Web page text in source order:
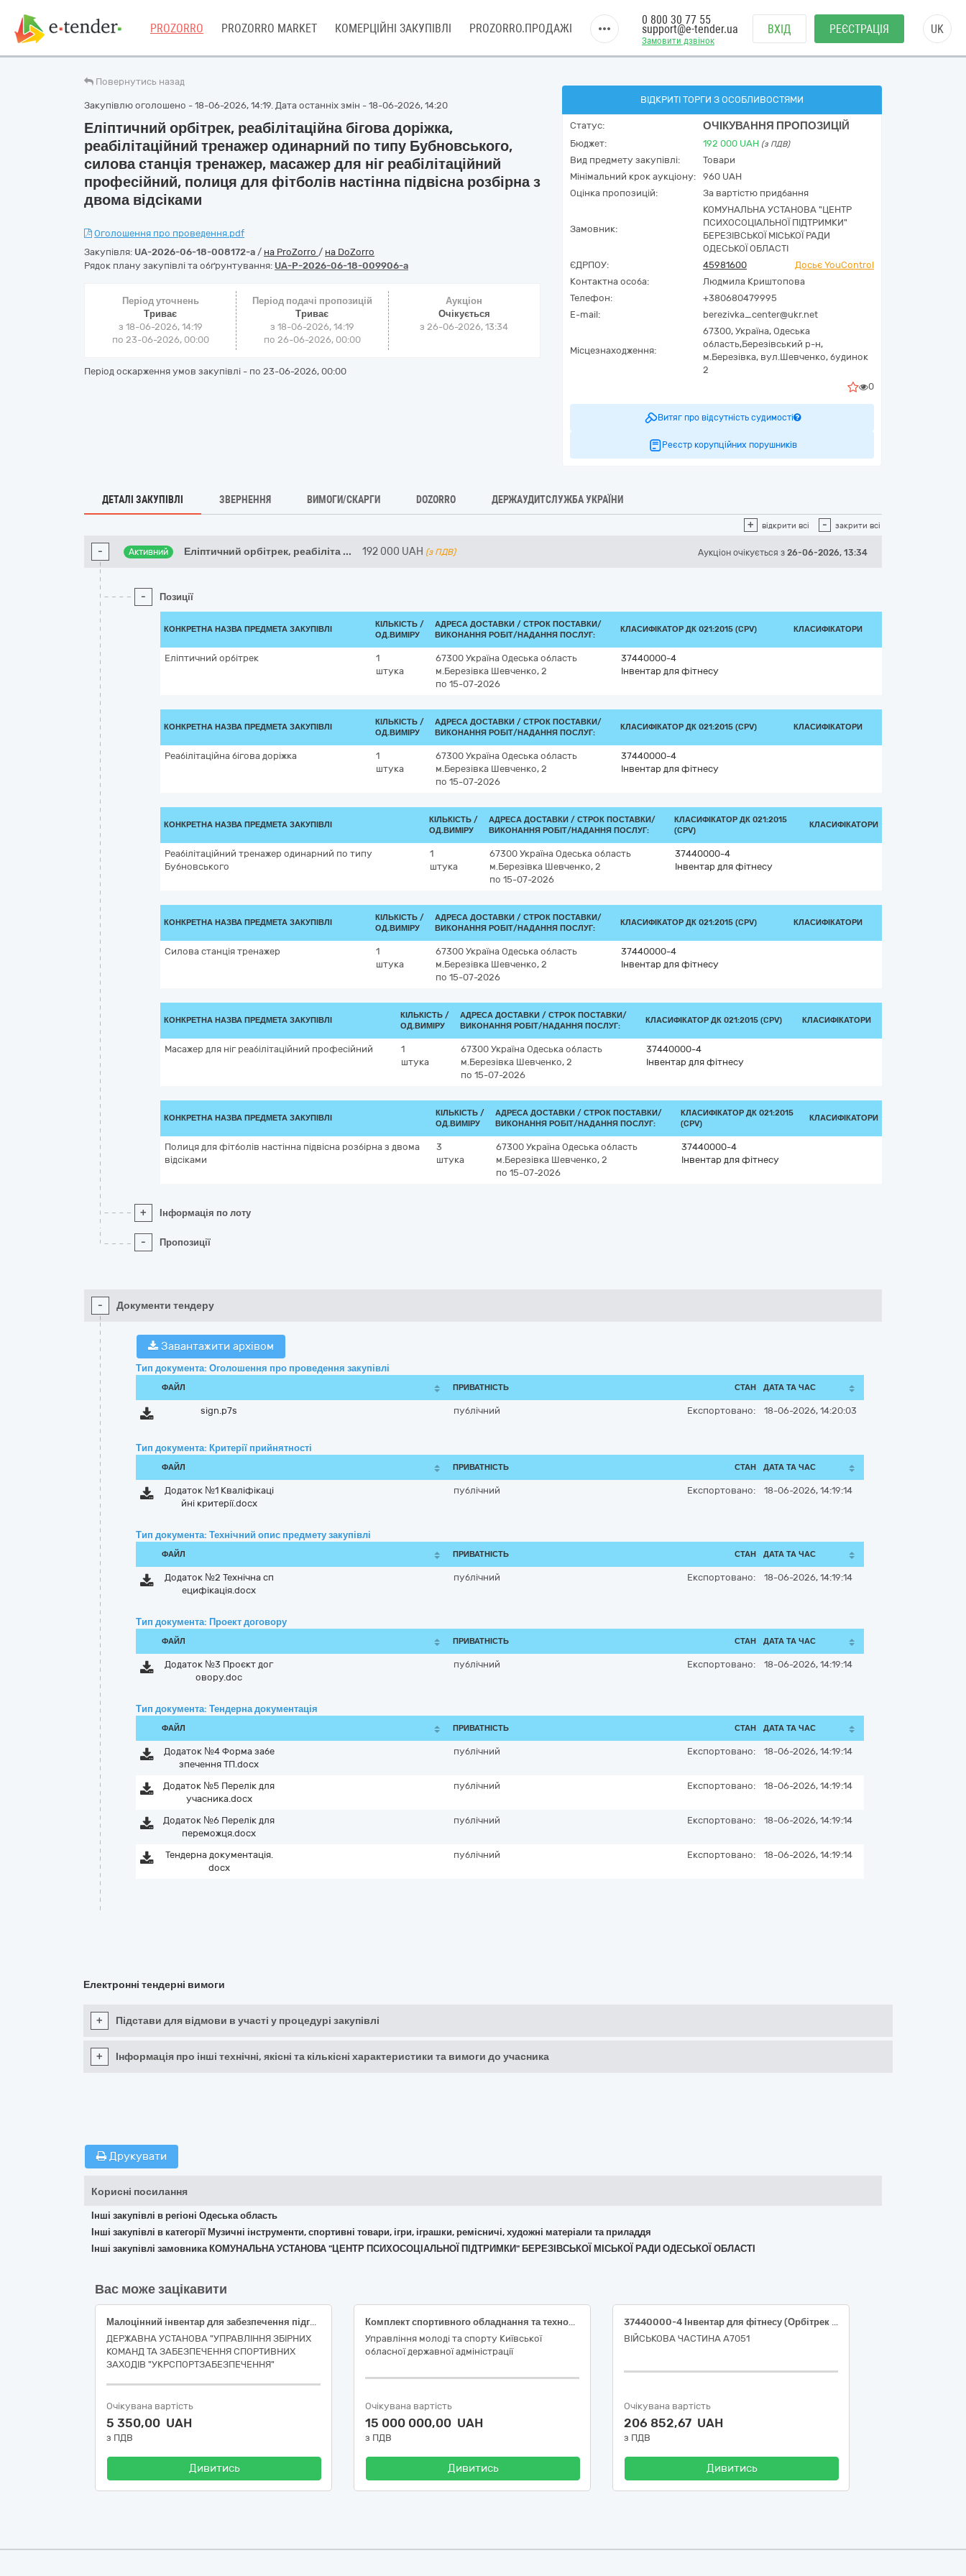
PROZORRO PROZORRO MARKET КОМЕРЦІЙНІ ЗАКУПІВЛІ PROZORRO.ПРОДАЖІ
Замовити дзвінок
0 800 30 77 55
support@e-tender.ua ВХІД РЕЄСТРАЦІЯ UK
Повернутись назад
Закупівлю оголошено - 18-06-2026, 14:19. Дата останніх змін - 18-06-2026, 14:20
Еліптичний орбітрек, реабілітаційна бігова доріжка,
реабілітаційний тренажер одинарний по типу Бубновського,
силова станція тренажер, масажер для ніг реабілітаційний
професійний, полиця для фітболів настінна підвісна розбірна з
двома відсіками
Оголошення про проведення.pdf
Закупівля: UA-2026-06-18-008172-a / на ProZorro / на DoZorro
Рядок плану закупівлі та обґрунтування: UA-P-2026-06-18-009906-a
Період уточнень
Триває
з 18-06-2026, 14:19
по 23-06-2026, 00:00
Період подачі пропозицій
Триває
з 18-06-2026, 14:19
по 26-06-2026, 00:00
Аукціон
Очікується
з26-06-2026, 13:34
Період оскарження умов закупівлі - по 23-06-2026, 00:00
ВІДКРИТІ ТОРГИ З ОСОБЛИВОСТЯМИ
Статус: ОЧІКУВАННЯ ПРОПОЗИЦІЙ
Бюджет: 192 000 UAH (з ПДВ)
Вид предмету закупівлі:
Товари
Мінімальний крок аукціону:
960 UAH
Оцінка пропозицій:
За вартістю придбання
Замовник:
КОМУНАЛЬНА УСТАНОВА "ЦЕНТР
ПСИХОСОЦІАЛЬНОЇ ПІДТРИМКИ"
БЕРЕЗІВСЬКОЇ МІСЬКОЇ РАДИ
ОДЕСЬКОЇ ОБЛАСТІ
ЄДРПОУ:
45981600
Досьє YouControl
Контактна особа:
Людмила Криштопова
Телефон:
+380680479995
E-mail:
berezivka_center@ukr.net
Місцезнаходження:
67300, Україна, Одеська
область,Березівський р-н,
м.Березівка, вул.Шевченко, будинок
2
0
Витяг про відсутність судимості
Реєстр корупційних порушників
ДЕТАЛІ ЗАКУПІВЛІ ЗВЕРНЕННЯ ВИМОГИ/СКАРГИ DOZORRO ДЕРЖАУДИТСЛУЖБА УКРАЇНИ
+ відкрити всі - закрити всі
- Активний Еліптичний орбітрек, реабіліта ... 192 000 UAH (з ПДВ) Аукціон очікується з 26-06-2026, 13:34
- Позиції
КОНКРЕТНА НАЗВА ПРЕДМЕТА ЗАКУПІВЛІ
КІЛЬКІСТЬ /
ОД.ВИМІРУ
АДРЕСА ДОСТАВКИ / СТРОК ПОСТАВКИ/
ВИКОНАННЯ РОБІТ/НАДАННЯ ПОСЛУГ:
КЛАСИФІКАТОР ДК 021:2015 (CPV) КЛАСИФІКАТОРИ
Еліптичний орбітрек
1
штука
67300 Україна Одеська область
м.Березівка Шевченко, 2
по 15-07-2026
37440000-4
Інвентар для фітнесу
КОНКРЕТНА НАЗВА ПРЕДМЕТА ЗАКУПІВЛІ
КІЛЬКІСТЬ /
ОД.ВИМІРУ
АДРЕСА ДОСТАВКИ / СТРОК ПОСТАВКИ/
ВИКОНАННЯ РОБІТ/НАДАННЯ ПОСЛУГ:
КЛАСИФІКАТОР ДК 021:2015 (CPV) КЛАСИФІКАТОРИ
Реабілітаційна бігова доріжка
1
штука
67300 Україна Одеська область
м.Березівка Шевченко, 2
по 15-07-2026
37440000-4
Інвентар для фітнесу
КОНКРЕТНА НАЗВА ПРЕДМЕТА ЗАКУПІВЛІ
КІЛЬКІСТЬ /
ОД.ВИМІРУ
АДРЕСА ДОСТАВКИ / СТРОК ПОСТАВКИ/
ВИКОНАННЯ РОБІТ/НАДАННЯ ПОСЛУГ:
КЛАСИФІКАТОР ДК 021:2015
(CPV)
КЛАСИФІКАТОРИ
Реабілітаційний тренажер одинарний по типу
Бубновського
1
штука
67300 Україна Одеська область
м.Березівка Шевченко, 2
по 15-07-2026
37440000-4
Інвентар для фітнесу
КОНКРЕТНА НАЗВА ПРЕДМЕТА ЗАКУПІВЛІ
КІЛЬКІСТЬ /
ОД.ВИМІРУ
АДРЕСА ДОСТАВКИ / СТРОК ПОСТАВКИ/
ВИКОНАННЯ РОБІТ/НАДАННЯ ПОСЛУГ:
КЛАСИФІКАТОР ДК 021:2015 (CPV) КЛАСИФІКАТОРИ
Силова станція тренажер
1
штука
67300 Україна Одеська область
м.Березівка Шевченко, 2
по 15-07-2026
37440000-4
Інвентар для фітнесу
КОНКРЕТНА НАЗВА ПРЕДМЕТА ЗАКУПІВЛІ
КІЛЬКІСТЬ /
ОД.ВИМІРУ
АДРЕСА ДОСТАВКИ / СТРОК ПОСТАВКИ/
ВИКОНАННЯ РОБІТ/НАДАННЯ ПОСЛУГ:
КЛАСИФІКАТОР ДК 021:2015 (CPV) КЛАСИФІКАТОРИ
Масажер для ніг реабілітаційний професійний
1
штука
67300 Україна Одеська область
м.Березівка Шевченко, 2
по 15-07-2026
37440000-4
Інвентар для фітнесу
КОНКРЕТНА НАЗВА ПРЕДМЕТА ЗАКУПІВЛІ
КІЛЬКІСТЬ /
ОД.ВИМІРУ
АДРЕСА ДОСТАВКИ / СТРОК ПОСТАВКИ/
ВИКОНАННЯ РОБІТ/НАДАННЯ ПОСЛУГ:
КЛАСИФІКАТОР ДК 021:2015
(CPV)
КЛАСИФІКАТОРИ
Полиця для фітболів настінна підвісна розбірна з двома
відсіками
3
штука
67300 Україна Одеська область
м.Березівка Шевченко, 2
по 15-07-2026
37440000-4
Інвентар для фітнесу
+ Інформація по лоту
- Пропозиції
- Документи тендеру
Завантажити архівом
Тип документа: Оголошення про проведення закупівлі
ФАЙЛ ПРИВАТНІСТЬ СТАН ДАТА ТА ЧАС
sign.p7s публічний Експортовано: 18-06-2026, 14:20:03
Тип документа: Критерії прийнятності
ФАЙЛ ПРИВАТНІСТЬ СТАН ДАТА ТА ЧАС
Додаток №1 Кваліфікаці
йні критерії.docx
публічний Експортовано: 18-06-2026, 14:19:14
Тип документа: Технічний опис предмету закупівлі
ФАЙЛ ПРИВАТНІСТЬ СТАН ДАТА ТА ЧАС
Додаток №2 Технічна сп
ецифікація.docx
публічний Експортовано: 18-06-2026, 14:19:14
Тип документа: Проект договору
ФАЙЛ ПРИВАТНІСТЬ СТАН ДАТА ТА ЧАС
Додаток №3 Проєкт дог
овору.doc
публічний Експортовано: 18-06-2026, 14:19:14
Тип документа: Тендерна документація
ФАЙЛ ПРИВАТНІСТЬ СТАН ДАТА ТА ЧАС
Додаток №4 Форма забе
зпечення ТП.docx
публічний Експортовано: 18-06-2026, 14:19:14
Додаток №5 Перелік для
учасника.docx
публічний Експортовано: 18-06-2026, 14:19:14
Додаток №6 Перелік для
переможця.docx
публічний Експортовано: 18-06-2026, 14:19:14
Тендерна документація.
docx
публічний Експортовано: 18-06-2026, 14:19:14
Електронні тендерні вимоги
+ Підстави для відмови в участі у процедурі закупівлі
+ Інформація про інші технічні, якісні та кількісні характеристики та вимоги до учасника
Друкувати
Корисні посилання
Інші закупівлі в регіоні Одеська область
Інші закупівлі в категорії Музичні інструменти, спортивні товари, ігри, іграшки, ремісничі, художні матеріали та приладдя
Інші закупівлі замовника КОМУНАЛЬНА УСТАНОВА "ЦЕНТР ПСИХОСОЦІАЛЬНОЇ ПІДТРИМКИ" БЕРЕЗІВСЬКОЇ МІСЬКОЇ РАДИ ОДЕСЬКОЇ ОБЛАСТІ
Вас може зацікавити
Малоцінний інвентар для забезпечення підготовки національної збірної команди України з пляжної боротьби в Юнацьких Олімпійських іграх 2026 року м. Дакар (Сенегал) (ДК 021:2015: 37440000-4 — Інвентар для фітнесу) (2983)
ДЕРЖАВНА УСТАНОВА "УПРАВЛІННЯ ЗБІРНИХ
КОМАНД ТА ЗАБЕЗПЕЧЕННЯ СПОРТИВНИХ
ЗАХОДІВ "УКРСПОРТЗАБЕЗПЕЧЕННЯ"
Очікувана вартість
5 350,00 UAH
з ПДВ
Дивитись
Комплект спортивного обладнання та технологічного оснащення для облаштування спортивних майданчиків зі штучним покриттям і зон з тренажерним обладнанням із встановленням
Управління молоді та спорту Київської
обласної державної адміністрації
Очікувана вартість
15 000 000,00 UAH
з ПДВ
Дивитись
37440000-4 Інвентар для фітнесу (Орбітрек FD Fitex А6100G та Гребний тренажер Concept2 Model D Black)
ВІЙСЬКОВА ЧАСТИНА А7051
Очікувана вартість
206 852,67 UAH
з ПДВ
Дивитись